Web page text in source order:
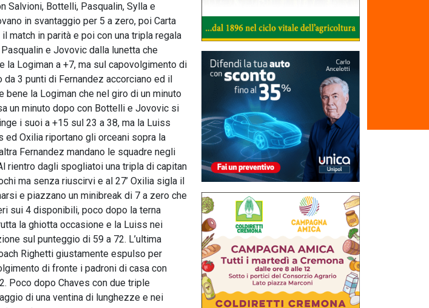
Salvioni, Bottelli, Pasqualin, Sylla e
in svantaggio per 5 a zero, poi Carta
match in parità e poi con una tripla regala
e Jovovic dalla lunetta che
la Logiman a +7, ma sul capovolgimento di
3 punti di Fernandez accorciano ed il
la Logiman che nel giro di un minuto
un minuto dopo con Bottelli e Jovovic si
i suoi a +15 sul 23 a 38, ma la Luiss
ed Oxilia riportano gli orceani sopra la
Fernandez mandano le squadre negli
rientro dagli spogliatoi una tripla di capitan
ma senza riuscirvi e al 27’ Oxilia sigla il
e piazzano un minibreak di 7 a zero che
sui 4 disponibili, poco dopo la terna
la ghiotta occasione e la Luiss nei
sul punteggio di 59 a 72. L’ultima
Righetti giustamente espulso per
di fronte i padroni di casa con
Poco dopo Chaves con due triple
di una ventina di lunghezze e nei